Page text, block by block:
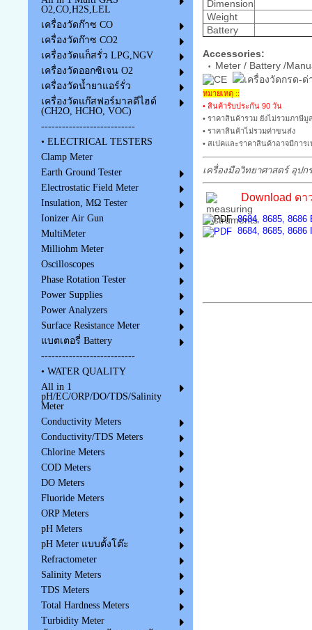
O2,CO,H2S,LEL
เครื่องวัดก๊าซ CO
เครื่องวัดก๊าซ CO2
เครื่องวัดแก็สรั่ว LPG,NGV
เครื่องวัดออกซิเจน O2
เครื่องวัดน้ำยาแอร์รั่ว
เครื่องวัดแก๊สฟอร์มาลดีไฮด์
(CH2O, HCHO, VOC)
---------------------------
• ELECTRICAL TESTERS
Clamp Meter
Earth Ground Tester
Electrostatic Field Meter
Insulation, MΩ Tester
Ionizer Air Gun
MultiMeter
Milliohm Meter
Oscilloscopes
Phase Rotation Tester
Power Supplies
Power Analyzers
Surface Resistance Meter
แบตเตอรี่ Battery
---------------------------
• WATER QUALITY
All in 1
pH/EC/ORP/DO/TDS/Salinity
Meter
Conductivity Meters
Conductivity/TDS Meters
Chlorine Meters
COD Meters
DO Meters
Fluoride Meters
ORP Meters
pH Meters
pH Meter แบบตั้งโต๊ะ
Refractometer
Salinity Meters
TDS Meters
Total Hardness Meters
Turbidity Meter
Dimension
Weight
Battery
Accessories:
• Meter / Battery /
หมายเหตุ ::
• สินค้ารับประกัน 90 วัน
• ราคาสินค้ารวม ยังไม่รวมภาษีมู
• ราคาสินค้าไม่รวมค่าขนส่ง
• สเปคและราคาสินค้าอาจมีการ
เครื่องมือวิทยาศาสตร์ อุปก
Download ด
8684, 8685, 8686
8684, 8685, 8686